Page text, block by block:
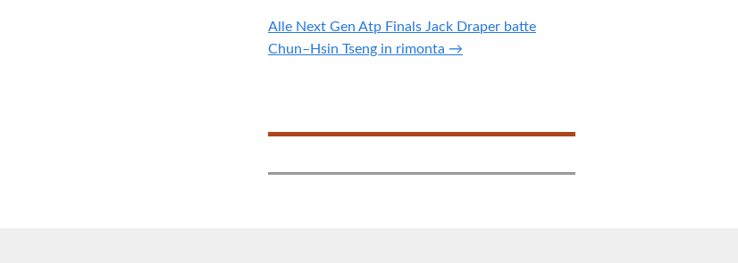
Alle Next Gen Atp Finals Jack Draper batte
Chun–Hsin Tseng in rimonta →